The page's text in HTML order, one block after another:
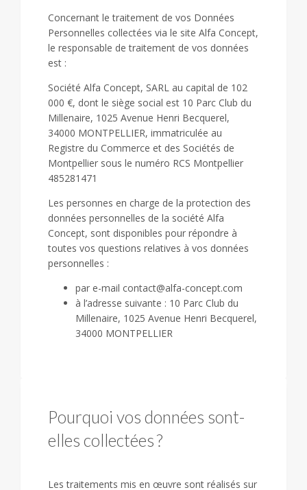
Concernant le traitement de vos Données
Personnelles collectées via le site Alfa Concept,
le responsable de traitement de vos données
est :
Société Alfa Concept, SARL au capital de 102
000 €, dont le siège social est 10 Parc Club du
Millenaire, 1025 Avenue Henri Becquerel,
34000 MONTPELLIER, immatriculée au
Registre du Commerce et des Sociétés de
Montpellier sous le numéro RCS Montpellier
485281471
Les personnes en charge de la protection des
données personnelles de la société Alfa
Concept, sont disponibles pour répondre à
toutes vos questions relatives à vos données
personnelles :
par e-mail contact@alfa-concept.com
à l’adresse suivante : 10 Parc Club du
Millenaire, 1025 Avenue Henri Becquerel,
34000 MONTPELLIER
Pourquoi vos données sont-
elles collectées ?
Les traitements mis en œuvre sont réalisés sur